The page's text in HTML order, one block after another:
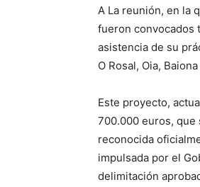
A La reunión, en la
fueron convocados
asistencia de su
O Rosal, Oia,
Este proyecto,
700.000 euros, que
reconocida
impulsada por el
delimitación